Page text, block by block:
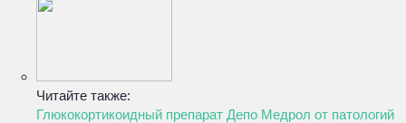
Читайте также:
Глюкокортикоидный препарат Депо Медрол от патологий